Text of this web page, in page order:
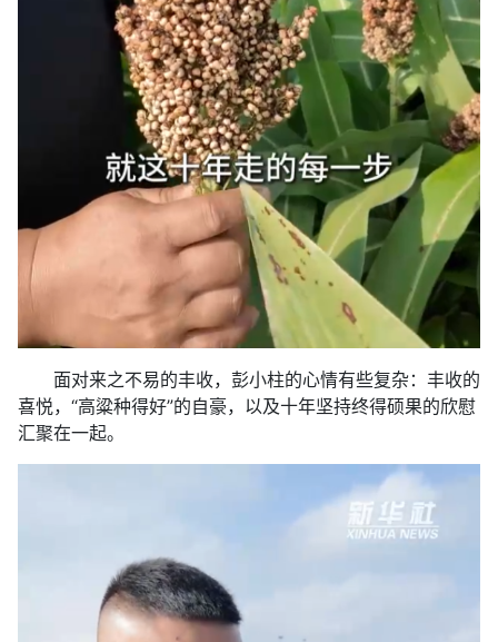
面对来之不易的丰收，彭小柱的心情有些复杂：丰收的
喜悦，“高粱种得好”的自豪，以及十年坚持终得硕果的欣慰
汇聚在一起。